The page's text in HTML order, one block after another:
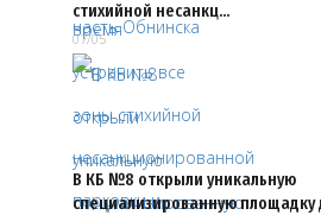
стихийной несанкц…
07/05
В КБ №8 открыли уникальную
специализированную площадку